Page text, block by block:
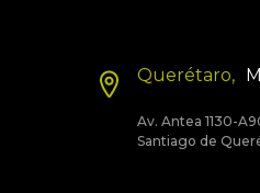
Querétaro,
Av. Antea 1130-
Santiago de